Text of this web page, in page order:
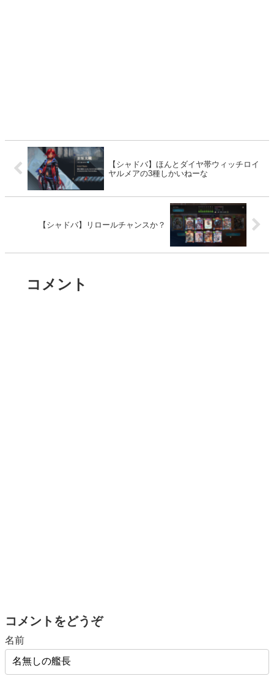
【シャドバ】ほんとダイヤ帯ウィッチロイ
ヤルメアの3種しかいねーな
【シャドバ】リロールチャンスか？
コメント
コメントをどうぞ
名前